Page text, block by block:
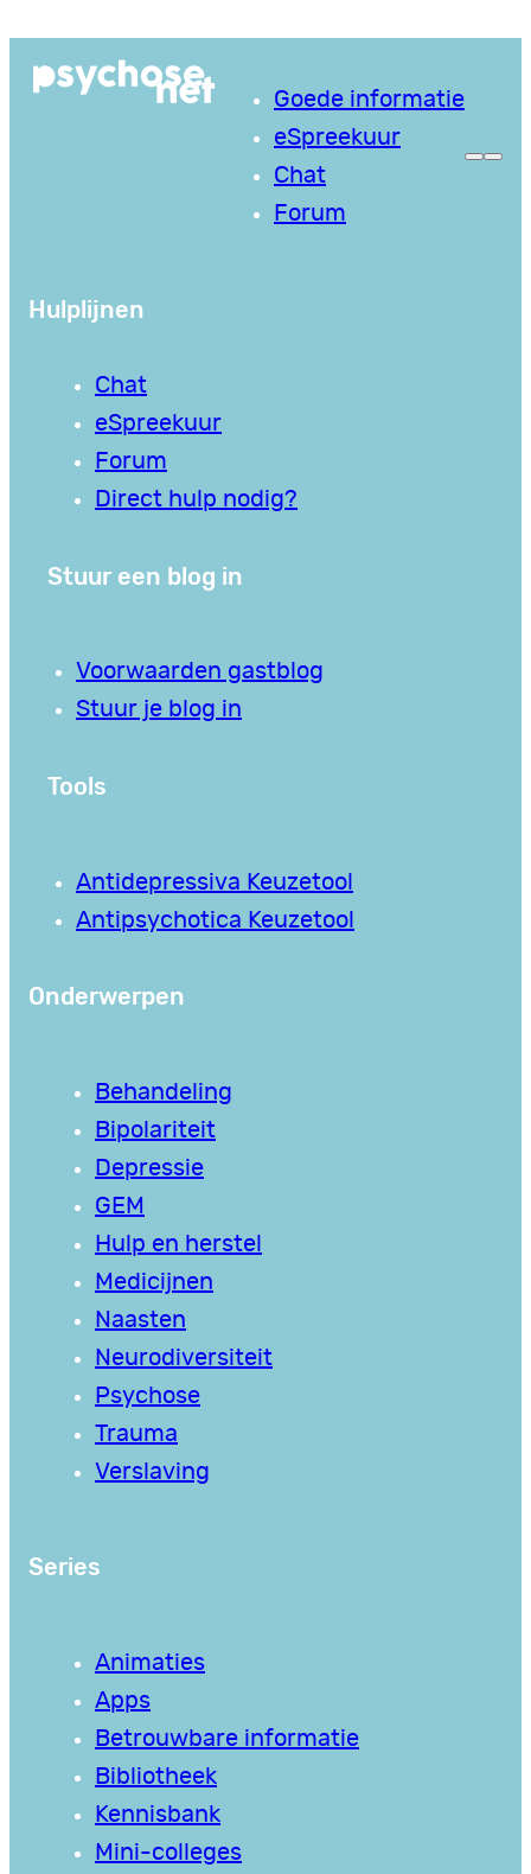
naar
Goede informatie
eSpreekuur
Chat
Forum
Hulplijnen
Chat
eSpreekuur
Forum
Direct hulp nodig?
Stuur een blog in
Voorwaarden gastblog
Stuur je blog in
Tools
Antidepressiva Keuzetool
Antipsychotica Keuzetool
Onderwerpen
Behandeling
Bipolariteit
Depressie
GEM
Hulp en herstel
Medicijnen
Naasten
Neurodiversiteit
Psychose
Trauma
Verslaving
Series
Animaties
Apps
Betrouwbare informatie
Bibliotheek
Kennisbank
Mini-colleges